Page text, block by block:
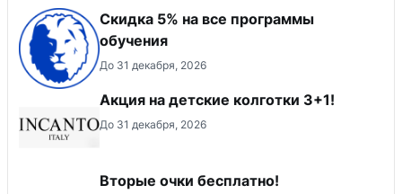
Скидка 5% на все программы
обучения
До 31 декабря, 2026
Акция на детские колготки 3+1!
До 31 декабря, 2026
Вторые очки бесплатно!